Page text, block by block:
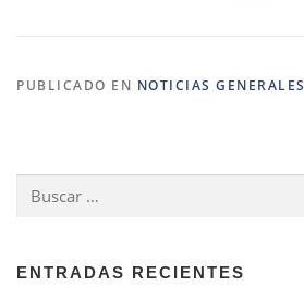
PUBLICADO EN NOTICIAS GENERALES
Buscar:
ENTRADAS RECIENTES